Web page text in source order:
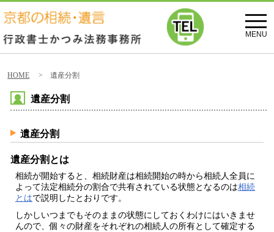
MENU
HOME > 遺産分割
遺産分割
遺産分割
遺産分割とは
相続が開始すると、相続財産は相続開始の時から相続人全員に
よって法定相続分の割合で共有されている状態となるのは相続
とはで説明したとおりです。
しかしいつまでもそのままの状態にしておくわけにはいきませ
んので、個々の財産をそれぞれの相続人の所有として確定する